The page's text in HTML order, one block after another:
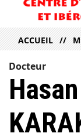
ACCUEIL
Docteur
Hasan